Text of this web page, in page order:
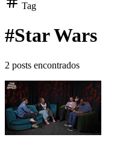
Tag
#Star Wars
2 posts encontrados